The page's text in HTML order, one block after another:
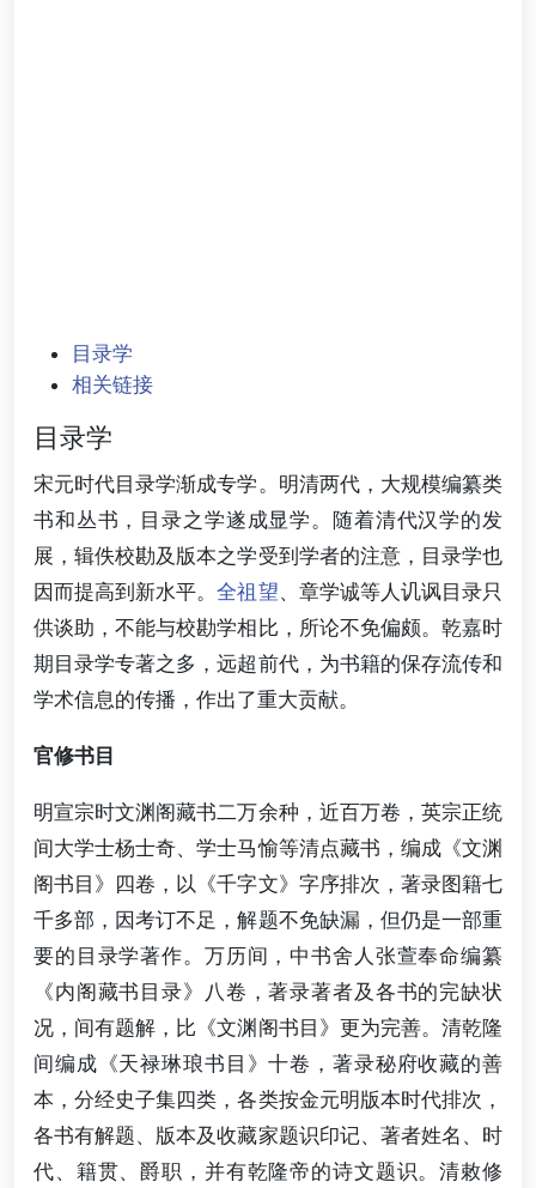
目录学
相关链接
目录学
宋元时代目录学渐成专学。明清两代，大规模编纂类
书和丛书，目录之学遂成显学。随着清代汉学的发
展，辑佚校勘及版本之学受到学者的注意，目录学也
因而提高到新水平。全祖望、章学诚等人讥讽目录只
供谈助，不能与校勘学相比，所论不免偏颇。乾嘉时
期目录学专著之多，远超前代，为书籍的保存流传和
学术信息的传播，作出了重大贡献。
官修书目
明宣宗时文渊阁藏书二万余种，近百万卷，英宗正统
间大学士杨士奇、学士马愉等清点藏书，编成《文渊
阁书目》四卷，以《千字文》字序排次，著录图籍七
千多部，因考订不足，解题不免缺漏，但仍是一部重
要的目录学著作。万历间，中书舍人张萱奉命编纂
《内阁藏书目录》八卷，著录著者及各书的完缺状
况，间有题解，比《文渊阁书目》更为完善。清乾隆
间编成《天禄琳琅书目》十卷，著录秘府收藏的善
本，分经史子集四类，各类按金元明版本时代排次，
各书有解题、版本及收藏家题识印记、著者姓名、时
代、籍贯、爵职，并有乾隆帝的诗文题识。清敕修